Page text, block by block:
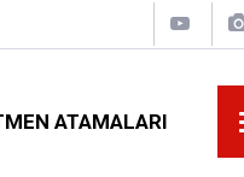
ATAMALARI